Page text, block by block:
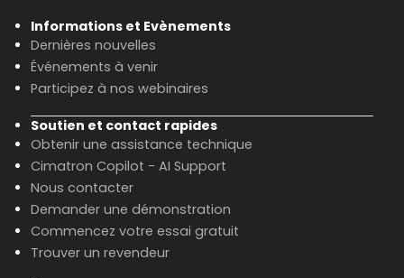
Informations et Evènements
Dernières nouvelles
Événements à venir
Participez à nos webinaires
Soutien et contact rapides
Obtenir une assistance technique
Cimatron Copilot - AI Support
Nous contacter
Demander une démonstration
Commencez votre essai gratuit
Trouver un revendeur